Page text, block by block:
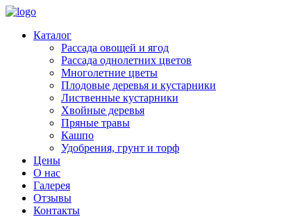
Каталог
Рассада овощей и ягод
Рассада однолетних цветов
Многолетние цветы
Плодовые деревья и кустарники
Лиственные кустарники
Хвойные деревья
Пряные травы
Кашпо
Удобрения, грунт и торф
Цены
О нас
Галерея
Отзывы
Контакты